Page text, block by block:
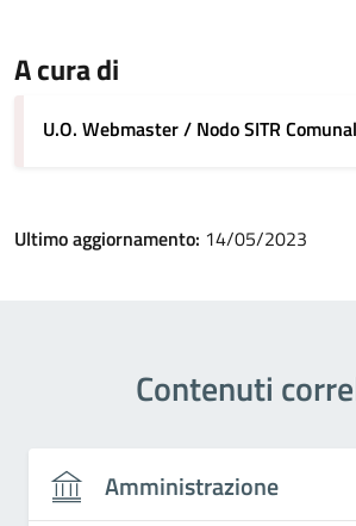
A cura di
U.O. Webmaster / Nodo SITR
Ultimo aggiornamento: 14/05/2023
Contenuti
Amministrazione